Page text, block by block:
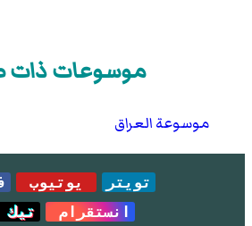
موسوعات ذات
موسوعة العراق
تويتر يوتيوب
انستقرام
تيك